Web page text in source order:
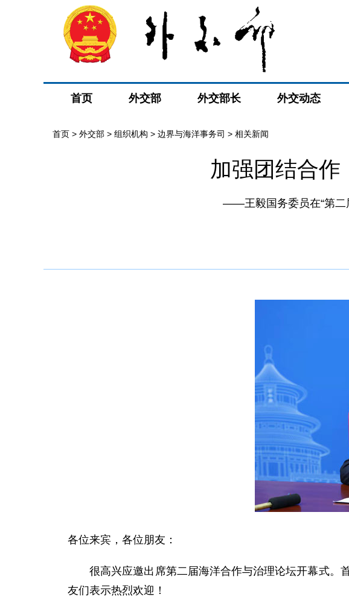
首页 外交部 外交部长 外交动态
首页 > 外交部 > 组织机构 > 边界与海洋事务司 > 相关新闻
加强团结合作
——王毅国务委员在“第二
各位来宾，各位朋友：
很高兴应邀出席第二届海洋合作与治理论坛开幕式。
友们表示热烈欢迎！